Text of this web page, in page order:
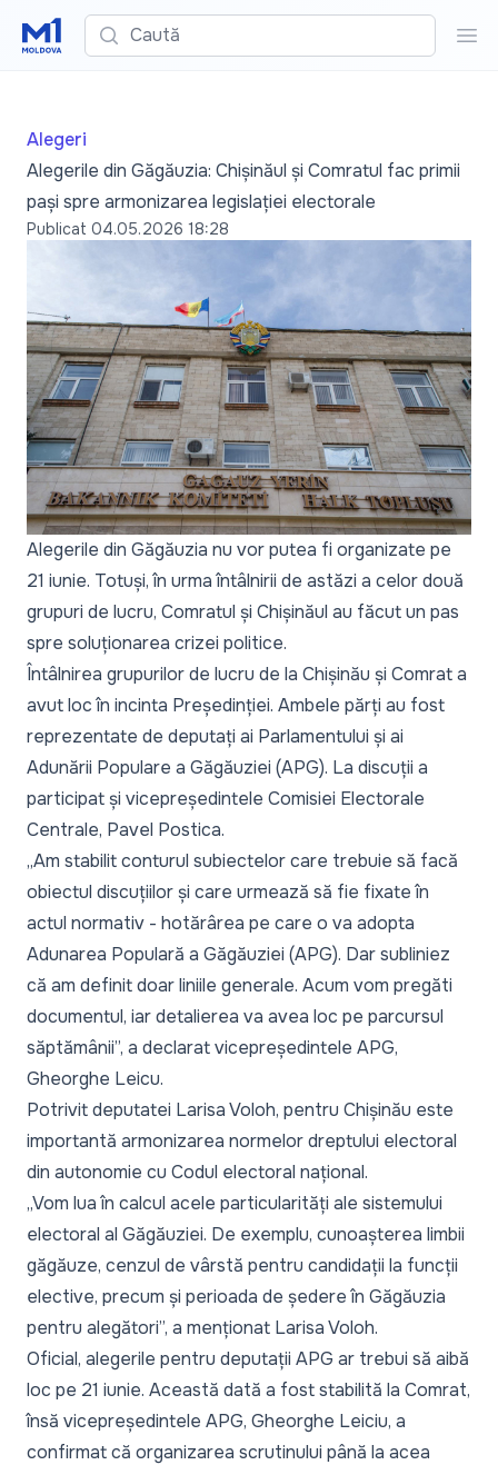
Caută
Alegeri
Alegerile din Găgăuzia: Chișinăul și Comratul fac primii
pași spre armonizarea legislației electorale
Publicat 04.05.2026 18:28
Alegerile din Găgăuzia nu vor putea fi organizate pe
21 iunie. Totuși, în urma întâlnirii de astăzi a celor două
grupuri de lucru, Comratul și Chișinăul au făcut un pas
spre soluționarea crizei politice.
Întâlnirea grupurilor de lucru de la Chișinău și Comrat a
avut loc în incinta Președinției. Ambele părți au fost
reprezentate de deputați ai Parlamentului și ai
Adunării Populare a Găgăuziei (APG). La discuții a
participat și vicepreședintele Comisiei Electorale
Centrale, Pavel Postica.
„Am stabilit conturul subiectelor care trebuie să facă
obiectul discuțiilor și care urmează să fie fixate în
actul normativ - hotărârea pe care o va adopta
Adunarea Populară a Găgăuziei (APG). Dar subliniez
că am definit doar liniile generale. Acum vom pregăti
documentul, iar detalierea va avea loc pe parcursul
săptămânii”, a declarat vicepreședintele APG,
Gheorghe Leicu.
Potrivit deputatei Larisa Voloh, pentru Chișinău este
importantă armonizarea normelor dreptului electoral
din autonomie cu Codul electoral național.
„Vom lua în calcul acele particularități ale sistemului
electoral al Găgăuziei. De exemplu, cunoașterea limbii
găgăuze, cenzul de vârstă pentru candidații la funcții
elective, precum și perioada de ședere în Găgăuzia
pentru alegători”, a menționat Larisa Voloh.
Oficial, alegerile pentru deputații APG ar trebui să aibă
loc pe 21 iunie. Această dată a fost stabilită la Comrat,
însă vicepreședintele APG, Gheorghe Leiciu, a
confirmat că organizarea scrutinului până la acea